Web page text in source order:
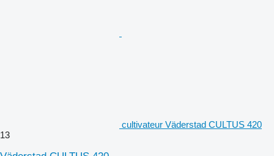
cultivateur Väderstad CULTUS 420
13